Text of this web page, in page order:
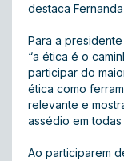
destaca
Para a presidente
“a ética é o
participar do
ética como
relevante e
assédio em
Ao participarem